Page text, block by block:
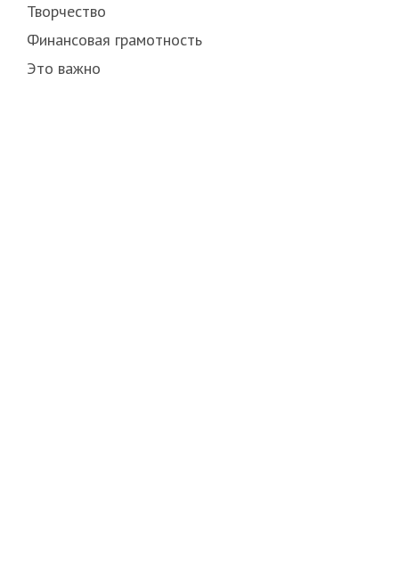
Творчество
Финансовая грамотность
Это важно